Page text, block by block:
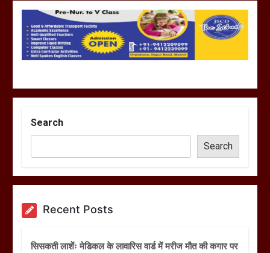
Search
Search
Recent Posts
सिसकती लाशेंः मेडिकल के लावारिस वार्ड में मरीज मौत की कगार पर